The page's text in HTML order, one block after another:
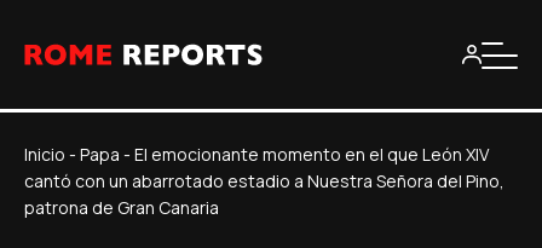
Inicio - Papa - El emocionante momento en el que León XIV
cantó con un abarrotado estadio a Nuestra Señora del Pino,
patrona de Gran Canaria